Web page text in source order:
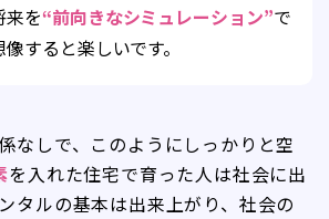
来を“前向きなシミュレーション”で
すると楽しいです。
なしで、このようにしっかりと空
を入れた住宅で育った人は社会に出
タルの基本は出来上がり、社会の